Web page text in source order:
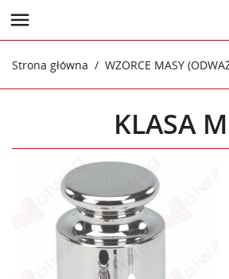

Strona główna WZORCE MASY
KLASA